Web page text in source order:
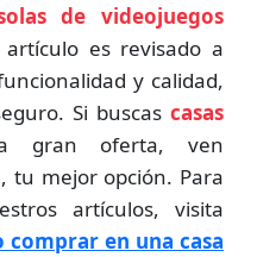
de videojuegos
es revisado a
y calidad,
Si buscas casas
gran oferta, ven
, tu mejor opción. Para
artículos, visita
comprar en una casa